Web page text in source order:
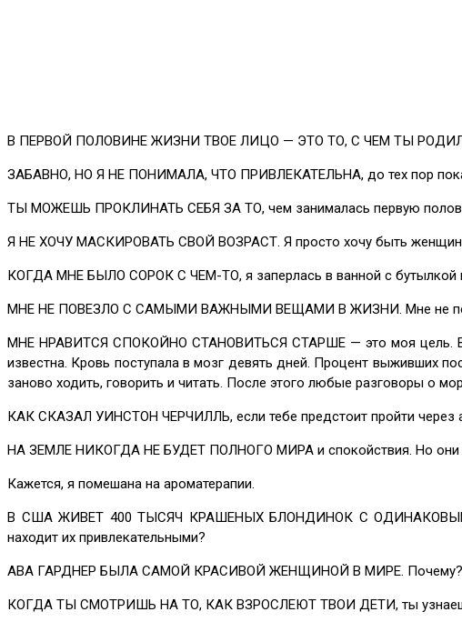
В ПЕРВОЙ ПОЛОВИНЕ ЖИЗНИ ТВОЕ ЛИЦО — ЭТО ТО, С ЧЕМ ТЫ
ЗАБАВНО, НО Я НЕ ПОНИМАЛА, ЧТО ПРИВЛЕКАТЕЛЬНА, до тех пор пока
ТЫ МОЖЕШЬ ПРОКЛИНАТЬ СЕБЯ ЗА ТО, чем занималась первую
Я НЕ ХОЧУ МАСКИРОВАТЬ СВОЙ ВОЗРАСТ. Я просто хочу быть
КОГДА МНЕ БЫЛО СОРОК С ЧЕМ-ТО, я заперлась в ванной с бутылкой
МНЕ НЕ ПОВЕЗЛО С САМЫМИ ВАЖНЫМИ ВЕЩАМИ В ЖИЗНИ. Мне не
МНЕ НРАВИТСЯ СПОКОЙНО СТАНОВИТЬСЯ СТАРШЕ — это моя цель. В
известна. Кровь поступала в мозг девять дней. Процент выживших
заново ходить, говорить и читать. После этого любые разговоры о
КАК СКАЗАЛ УИНСТОН ЧЕРЧИЛЛЬ, если тебе предстоит пройти через
НА ЗЕМЛЕ НИКОГДА НЕ БУДЕТ ПОЛНОГО МИРА и спокойствия. Но они
Кажется, я помешана на ароматерапии.
В США ЖИВЕТ 400 ТЫСЯЧ КРАШЕНЫХ БЛОНДИНОК С ОДИНАКОВЫМИ
находит их привлекательными?
АВА ГАРДНЕР БЫЛА САМОЙ КРАСИВОЙ ЖЕНЩИНОЙ В МИРЕ. Почему? Она
КОГДА ТЫ СМОТРИШЬ НА ТО, КАК ВЗРОСЛЕЮТ ТВОИ ДЕТИ, ты